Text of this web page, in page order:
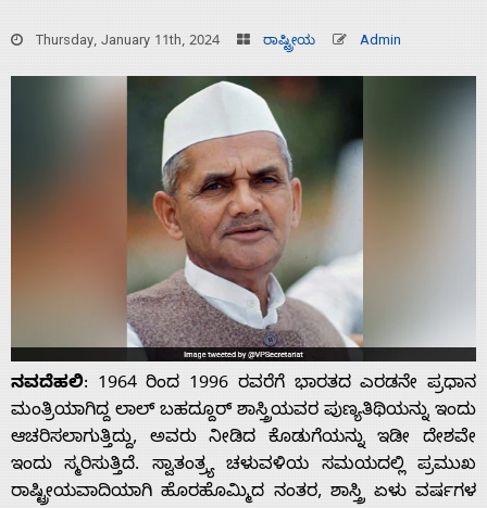
Thursday, January 11th, 2024 ರಾಷ್ಟ್ರೀಯ Admin
ನವದೆಹಲಿ: 1964 ರಿಂದ 1996 ರವರೆಗೆ ಭಾರತದ ಎರಡನೇ ಪ್ರಧಾನ
ಮಂತ್ರಿಯಾಗಿದ್ದ ಲಾಲ್ ಬಹದ್ದೂರ್ ಶಾಸ್ತ್ರಿಯವರ ಪುಣ್ಯತಿಥಿಯನ್ನು ಇಂದು
ಆಚರಿಸಲಾಗುತ್ತಿದ್ದು, ಅವರು ನೀಡಿದ ಕೊಡುಗೆಯನ್ನು ಇಡೀ ದೇಶವೇ
ಇಂದು ಸ್ಮರಿಸುತ್ತಿದೆ. ಸ್ವಾತಂತ್ರ್ಯ ಚಳುವಳಿಯ ಸಮಯದಲ್ಲಿ ಪ್ರಮುಖ
ರಾಷ್ಟ್ರೀಯವಾದಿಯಾಗಿ ಹೊರಹೊಮ್ಮಿದ ನಂತರ, ಶಾಸ್ತ್ರಿ ಏಳು ವರ್ಷಗಳ